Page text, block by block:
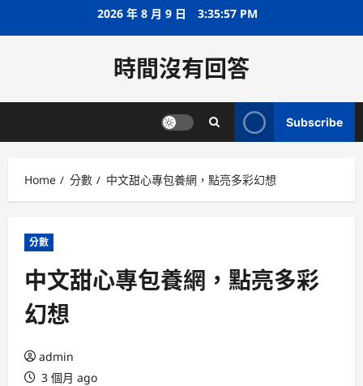
2026 年 8 月 9 日 3:35:58 PM
時間沒有回答
Subscribe
Home 分數 中文甜心專包養網，點亮多彩幻想
分數
中文甜心專包養網，點亮多彩
幻想
admin
3 個月 ago